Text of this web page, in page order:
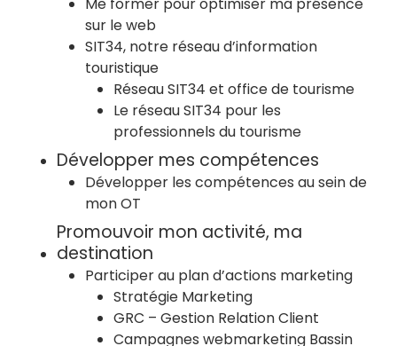
sur le web
SIT34, notre réseau d’information
touristique
Réseau SIT34 et office de tourisme
Le réseau SIT34 pour les
professionnels du tourisme
Développer mes compétences
Développer les compétences au sein de
mon OT
Promouvoir mon activité, ma
destination
Participer au plan d’actions marketing
Stratégie Marketing
GRC – Gestion Relation Client
Campagnes webmarketing Bassin